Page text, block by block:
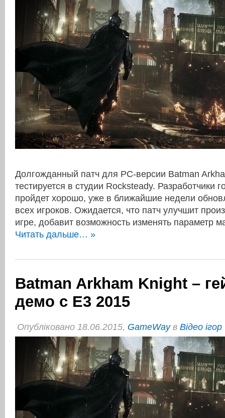
Долгожданный патч для PC-версии Batman
тестируется в студии Rocksteady. Разработчики
пройдет хорошо, уже в ближайшие недели
всех игроков. Ожидается, что патч улучшит
игре, добавит возможность изменять параметр
Читать дальше… »
Batman Arkham Knight –
демо с E3 2015
Опубліковано 18.06.2015, GameWayв Відео ігор